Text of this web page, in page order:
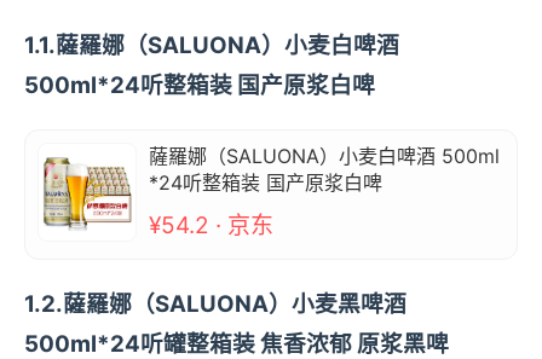
1.1.薩羅娜（SALUONA）小麦白啤酒
500ml*24听整箱装 国产原浆白啤
薩羅娜（SALUONA）小麦白啤酒 500ml
*24听整箱装 国产原浆白啤
¥54.2 · 京东
1.2.薩羅娜（SALUONA）小麦黑啤酒
500ml*24听罐整箱装 焦香浓郁 原浆黑啤